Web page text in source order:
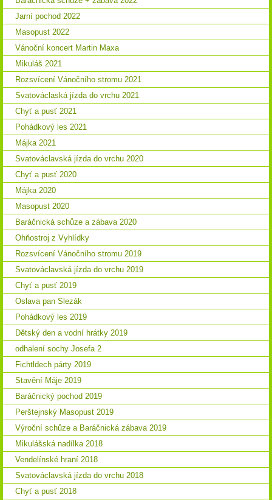
Jarní pochod 2022
Masopust 2022
Vánoční koncert Martin Maxa
Mikuláš 2021
Rozsvícení Vánočního stromu 2021
Svatováclaská jízda do vrchu 2021
Chyť a pusť 2021
Pohádkový les 2021
Májka 2021
Svatováclavská jízda do vrchu 2020
Chyť a pusť 2020
Májka 2020
Masopust 2020
Baráčnická schůze a zábava 2020
Ohňostroj z Vyhlídky
Rozsvícení Vánočního stromu 2019
Svatováclavská jízda do vrchu 2019
Chyť a pusť 2019
Oslava pan Slezák
Pohádkový les 2019
Dětský den a vodní hrátky 2019
odhalení sochy Josefa 2
Fichtldech párty 2019
Stavění Máje 2019
Baráčnický pochod 2019
Perštejnský Masopust 2019
Výroční schůze a Baráčnická zábava 2019
Mikulášská nadílka 2018
Vendelínské hraní 2018
Svatováclavská jízda do vrchu 2018
Chyť a pusť 2018